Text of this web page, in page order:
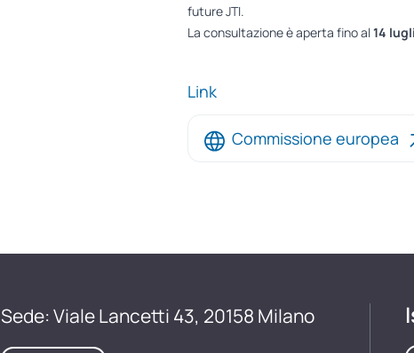
future JTI.
La consultazione è aperta fino al14
Link
Commissione europea
Sede: Viale Lancetti 43, 20158 Milano